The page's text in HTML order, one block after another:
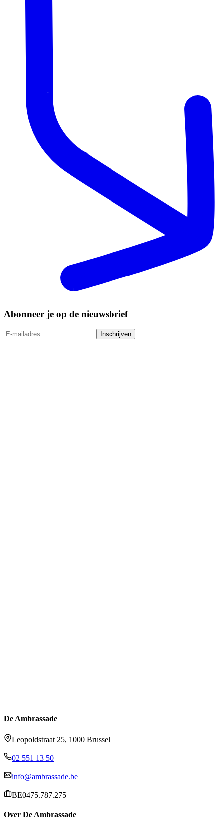
Abonneer je op de nieuwsbrief
Inschrijven
De Ambrassade
Leopoldstraat 25, 1000 Brussel
02 551 13 50
info@ambrassade.be
BE0475.787.275
Over De Ambrassade